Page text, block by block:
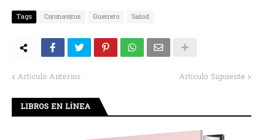
Tags Coronavirus Guerrero Salud
Artículo Anterior Artículo Siguiente
LIBROS EN LÍNEA